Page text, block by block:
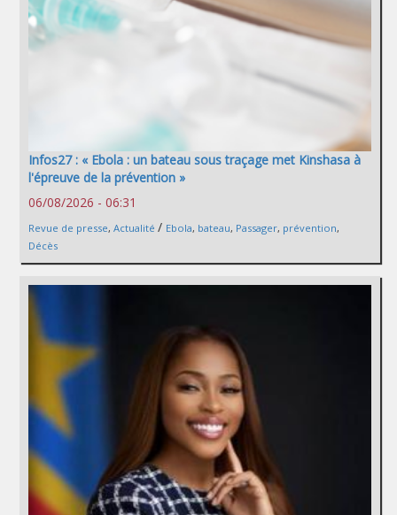
Infos27 : « Ebola : un bateau sous traçage met Kinshasa à
l'épreuve de la prévention »
06/08/2026 - 06:31
Revue de presse, Actualité / Ebola, bateau, Passager, prévention,
Décès